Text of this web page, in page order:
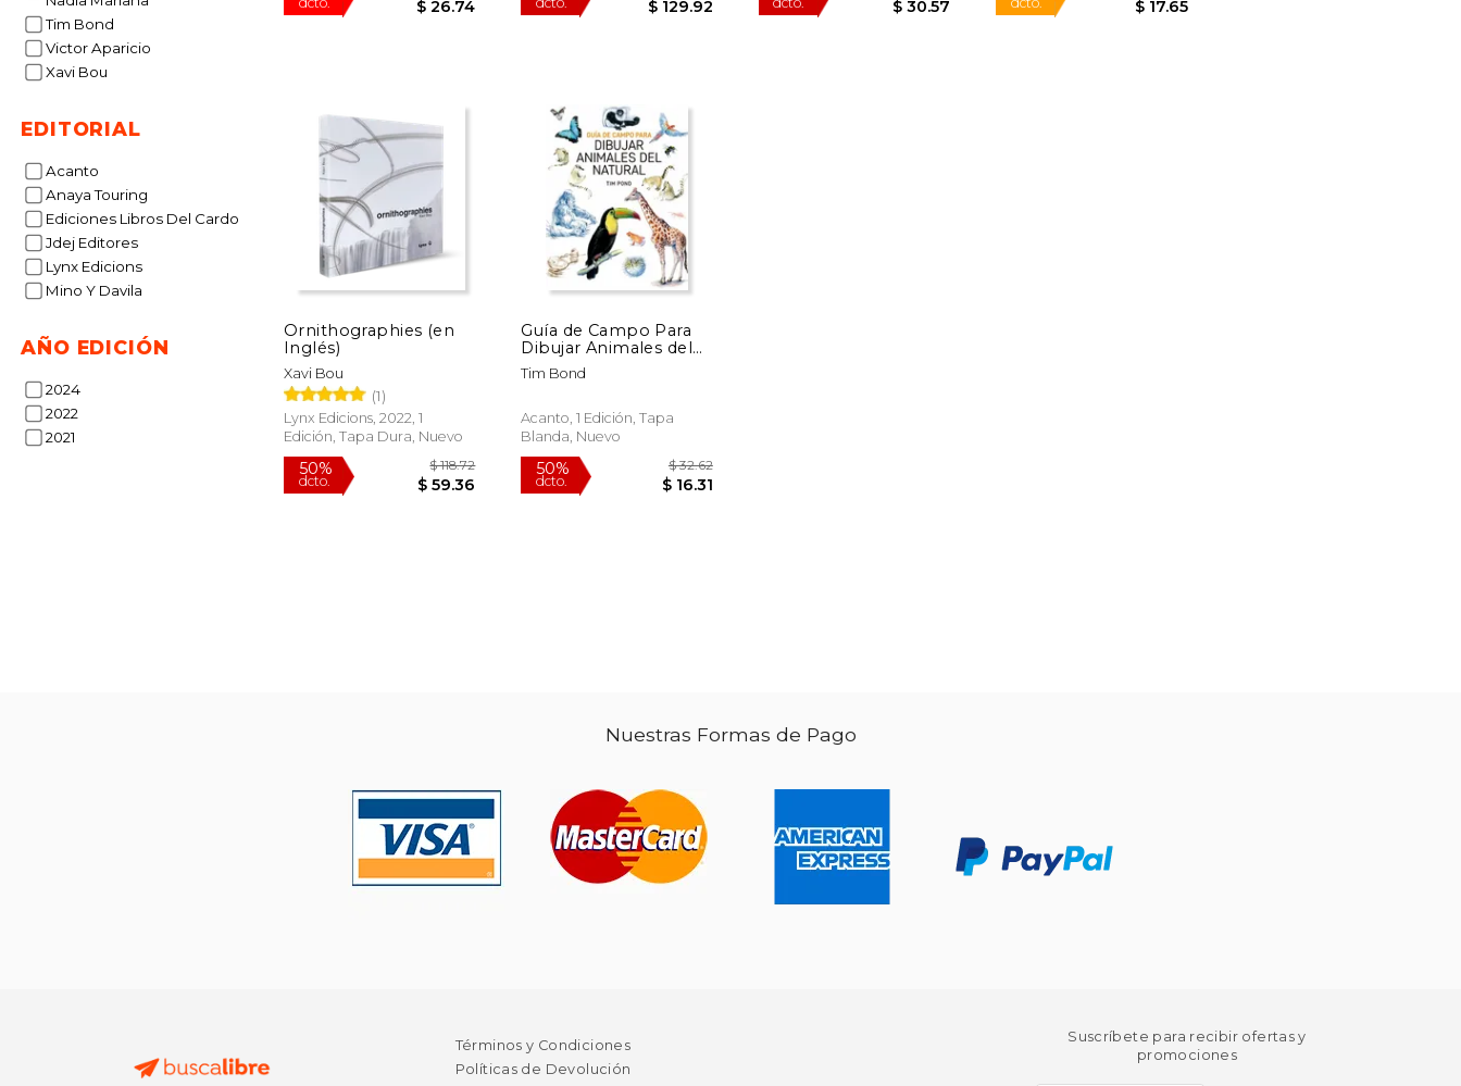
Tim Bond
Victor Aparicio
Xavi Bou
EDITORIAL
Acanto
Anaya Touring
Ediciones Libros Del Cardo
Jdej Editores
Lynx Edicions
Mino Y Davila
AÑO EDICIÓN
2024
2022
2021
Ornithographies (en
Inglés)
Xavi Bou
(1)
Lynx Edicions, 2022, 1
Edición, Tapa Dura, Nuevo
Guía de Campo Para
Dibujar Animales del
Natural
Tim Bond
Acanto, 1 Edición, Tapa
Blanda, Nuevo
Nuestras Formas de Pago
Términos y Condiciones
Políticas de Devolución
Suscríbete para recibir ofertas y
promociones